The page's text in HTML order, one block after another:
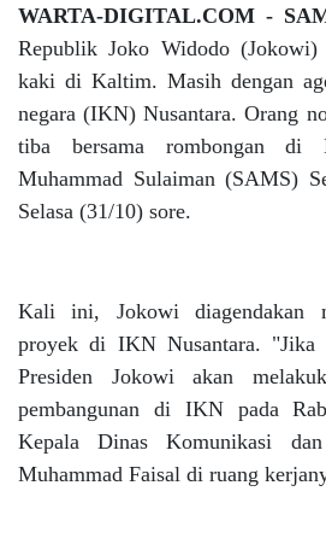
WARTA-DIGITAL.COM -
Republik Joko Widodo (Jokowi)
kaki di Kaltim. Masih dengan
negara (IKN) Nusantara. Orang
tiba bersama rombongan di
Muhammad Sulaiman (SAMS)
Selasa (31/10) sore.
Kali ini, Jokowi diagendakan
proyek di IKN Nusantara. "Jika
Presiden Jokowi akan
pembangunan di IKN pada
Kepala Dinas Komunikasi
Muhammad Faisal di ruang